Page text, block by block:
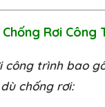
Rơi Công
công trình bao
chống rơi: